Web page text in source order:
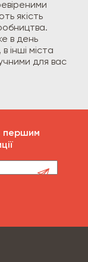
якість
в день
інші міста
для вас
першим